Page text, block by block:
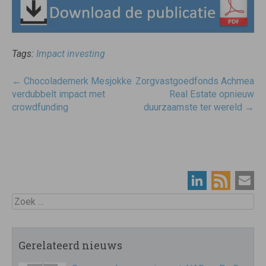
Tags: Impact investing
Post
navigatie
← Chocolademerk Mesjokke
verdubbelt impact met
crowdfunding
Zorgvastgoedfonds Achmea
Real Estate opnieuw
duurzaamste ter wereld →
Zoek
Gerelateerd nieuws